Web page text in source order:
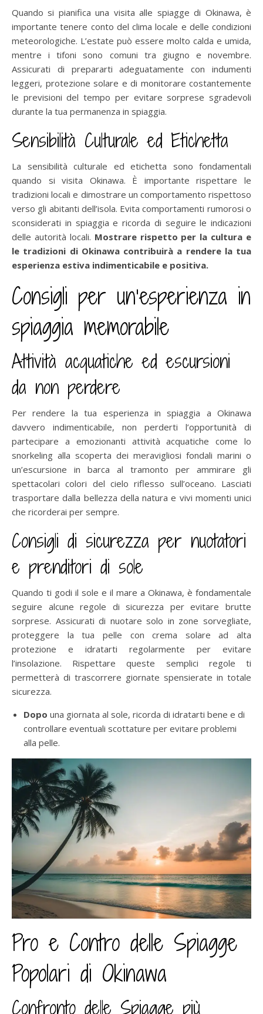
Quando si pianifica una visita alle spiagge di Okinawa, è
importante tenere conto del clima locale e delle condizioni
meteorologiche. L’estate può essere molto calda e umida,
mentre i tifoni sono comuni tra giugno e novembre.
Assicurati di prepararti adeguatamente con indumenti
leggeri, protezione solare e di monitorare costantemente
le previsioni del tempo per evitare sorprese sgradevoli
durante la tua permanenza in spiaggia.
Sensibilità Culturale ed Etichetta
La sensibilità culturale ed etichetta sono fondamentali
quando si visita Okinawa. È importante rispettare le
tradizioni locali e dimostrare un comportamento rispettoso
verso gli abitanti dell’isola. Evita comportamenti rumorosi o
sconsiderati in spiaggia e ricorda di seguire le indicazioni
delle autorità locali. Mostrare rispetto per la cultura e
le tradizioni di Okinawa contribuirà a rendere la tua
esperienza estiva indimenticabile e positiva.
Consigli per un’esperienza in
spiaggia memorabile
Attività acquatiche ed escursioni
da non perdere
Per rendere la tua esperienza in spiaggia a Okinawa
davvero indimenticabile, non perderti l’opportunità di
partecipare a emozionanti attività acquatiche come lo
snorkeling alla scoperta dei meravigliosi fondali marini o
un’escursione in barca al tramonto per ammirare gli
spettacolari colori del cielo riflesso sull’oceano. Lasciati
trasportare dalla bellezza della natura e vivi momenti unici
che ricorderai per sempre.
Consigli di sicurezza per nuotatori
e prenditori di sole
Quando ti godi il sole e il mare a Okinawa, è fondamentale
seguire alcune regole di sicurezza per evitare brutte
sorprese. Assicurati di nuotare solo in zone sorvegliate,
proteggere la tua pelle con crema solare ad alta
protezione e idratarti regolarmente per evitare
l’insolazione. Rispettare queste semplici regole ti
permetterà di trascorrere giornate spensierate in totale
sicurezza.
Dopo una giornata al sole, ricorda di idratarti bene e di
controllare eventuali scottature per evitare problemi
alla pelle.
Pro e Contro delle Spiagge
Popolari di Okinawa
Confronto delle Spiagge più